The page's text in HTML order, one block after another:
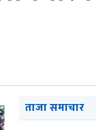
ताजा समाचार